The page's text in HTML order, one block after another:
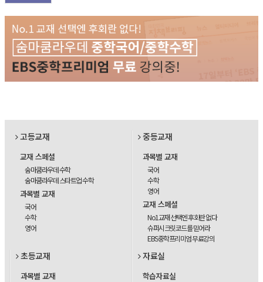
고등교재
교재 스페셜
숨마쿰라우데 수학
숨마쿰라우데 스타트업 수학
과목별 교재
국어
수학
영어
중등교재
과목별 교재
국어
수학
영어
교재 스페셜
No1교재 선택엔 후회란 없다
슈퍼시크릿코드를 믿어라
EBS중학프리미엄 무료강의
초등교재
과목별 교재
자료실
학습자료실